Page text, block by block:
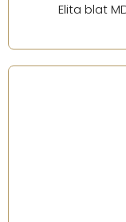
Elita blat